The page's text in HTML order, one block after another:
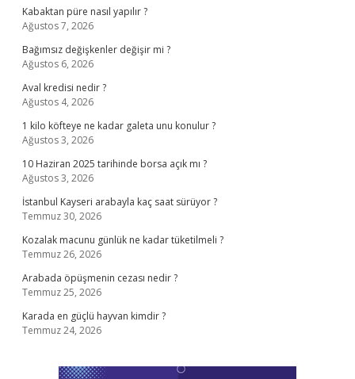
Kabaktan püre nasıl yapılır ?
Ağustos 7, 2026
Bağımsız değişkenler değişir mi ?
Ağustos 6, 2026
Aval kredisi nedir ?
Ağustos 4, 2026
1 kilo köfteye ne kadar galeta unu konulur ?
Ağustos 3, 2026
10 Haziran 2025 tarihinde borsa açık mı ?
Ağustos 3, 2026
İstanbul Kayseri arabayla kaç saat sürüyor ?
Temmuz 30, 2026
Kozalak macunu günlük ne kadar tüketilmeli ?
Temmuz 26, 2026
Arabada öpüşmenin cezası nedir ?
Temmuz 25, 2026
Karada en güçlü hayvan kimdir ?
Temmuz 24, 2026